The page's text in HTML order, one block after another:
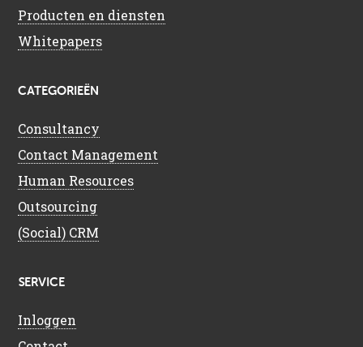
Producten en diensten
Whitepapers
CATEGORIEËN
Consultancy
Contact Management
Human Resources
Outsourcing
(Social) CRM
SERVICE
Inloggen